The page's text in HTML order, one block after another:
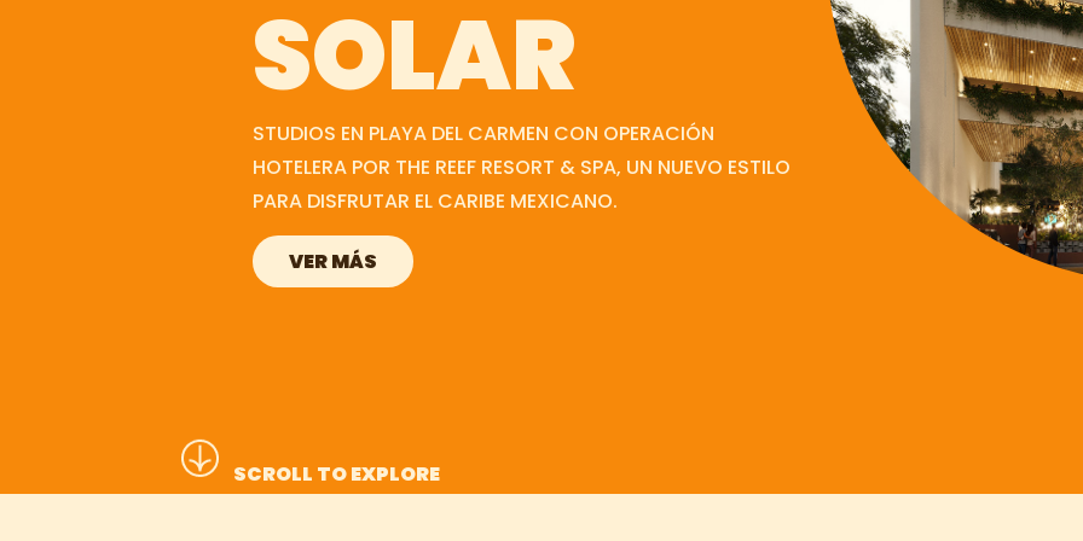
Amenidades
Ubicación
Galería
The Reef
SOLAR
STUDIOS EN PLAYA DEL CARMEN CON OPERACIÓN
HOTELERA POR THE REEF RESORT & SPA, UN NUEVO ESTILO
PARA DISFRUTAR EL CARIBE MEXICANO.
VER MÁS
SCROLL TO EXPLORE